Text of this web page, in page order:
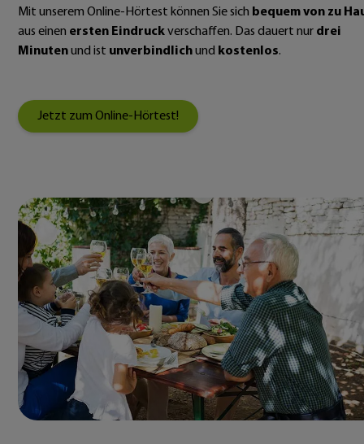
Mit unserem Online-Hörtest können Sie sich bequem von zu
aus einen ersten Eindruckverschaffen. Das dauert nur drei
Minutenund ist unverbindlichund kostenlos.
Jetzt zum Online-Hörtest!